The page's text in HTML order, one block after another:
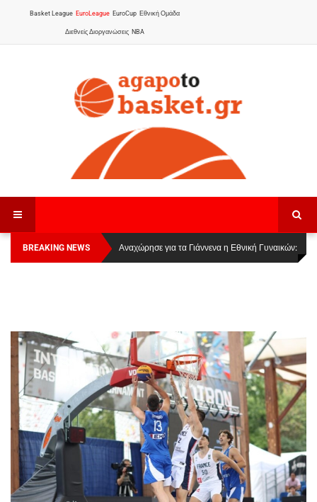
Basket League EuroLeague EuroCup Εθνική Ομάδα
Διεθνείς Διοργανώσεις NBA
BREAKING NEWS
Οι Πάνθηρες Καβάλας στην Women Basketball
League 1
Αναχώρησε για τα Γιάννενα η Εθνική Γυναικών: